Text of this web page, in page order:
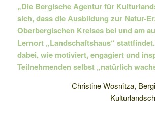
„Die Bergische Agentur für
sich, dass die Ausbildung zur Natur-
Oberbergischen Kreises bei und am
Lernort „Landschaftshaus“
dabei, wie motiviert, engagiert und
Teilnehmenden selbst „natürlich
Christine Wosnitza,